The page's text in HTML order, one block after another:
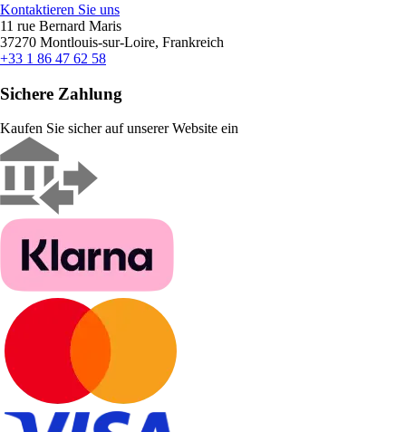
Kontaktieren Sie uns
11 rue Bernard Maris
37270 Montlouis-sur-Loire, Frankreich
+33 1 86 47 62 58
Sichere Zahlung
Kaufen Sie sicher auf unserer Website ein